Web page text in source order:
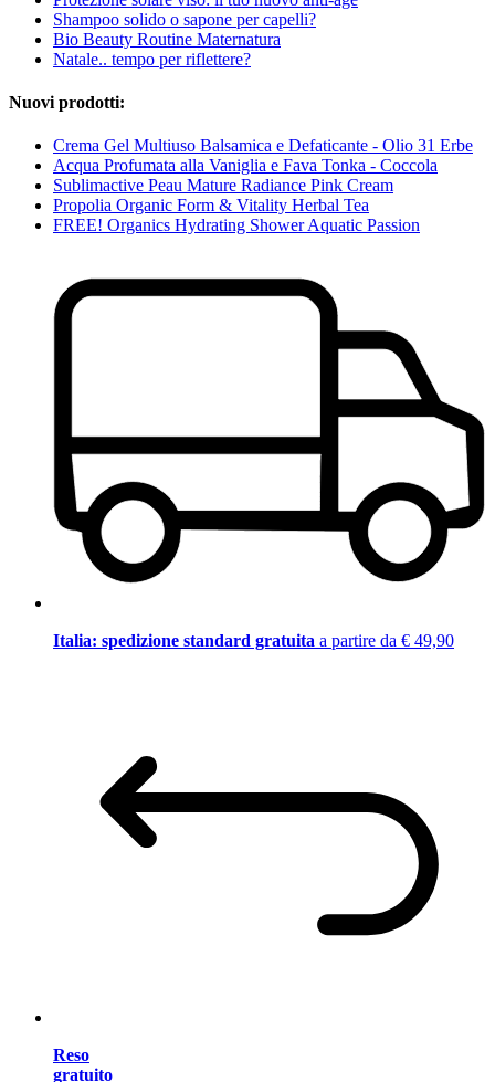
Shampoo solido o sapone per capelli?
Bio Beauty Routine Maternatura
Natale.. tempo per riflettere?
Nuovi prodotti:
Crema Gel Multiuso Balsamica e Defaticante - Olio 31 Erbe
Acqua Profumata alla Vaniglia e Fava Tonka - Coccola
Sublimactive Peau Mature Radiance Pink Cream
Propolia Organic Form & Vitality Herbal Tea
FREE! Organics Hydrating Shower Aquatic Passion
Italia: spedizione standard gratuita a partire da € 49,90
Reso
gratuito